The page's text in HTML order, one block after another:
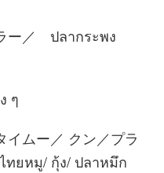
ー／ ปลากระพง
ๆ
ムー／ クン／プラ
ทยหมู/ กุ้ง/ ปลาหมึก